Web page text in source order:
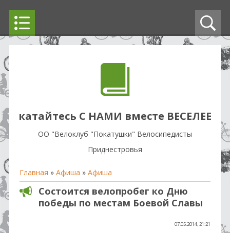
катайтесь С НАМИ вместе ВЕСЕЛЕЕ
OO "Велоклуб "Покатушки" Велосипедисты
Приднестровья
Главная » Афиша » Афиша
Состоится велопробег ко Дню
победы по местам Боевой Славы
07.05.2014, 21:21